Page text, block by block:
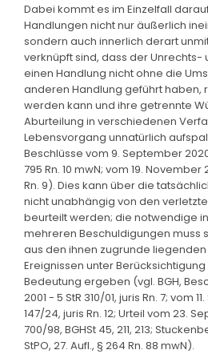
Dabei kommt es im Einzelfall
Handlungen nicht nur äußerlich
sondern auch innerlich derart
verknüpft sind, dass der Unrechts-
einen Handlung nicht ohne die
anderen Handlung geführt haben,
werden kann und ihre getrennte
Aburteilung in verschiedenen
Lebensvorgang unnatürlich
Beschlüsse vom 9. September 2020
795 Rn. 10 mwN; vom 19.
Rn. 9). Dies kann über die
nicht unabhängig von den
beurteilt werden; die notwendige
mehreren Beschuldigungen muss
aus den ihnen zugrunde
Ereignissen unter
Bedeutung ergeben (vgl. BGH,
2001 - 5 StR 310/01, juris Rn. 7; vom
147/24, juris Rn. 12; Urteil vom 23.
700/98, BGHSt 45, 211, 213;
StPO, 27. Aufl., § 264 Rn. 88 mwN).